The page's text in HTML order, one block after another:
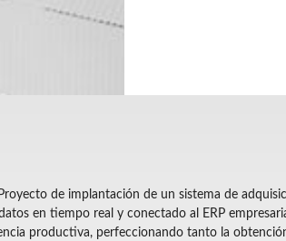
de implantación de un sistema de
en tiempo real y conectado al ERP
productiva, perfeccionando tanto la